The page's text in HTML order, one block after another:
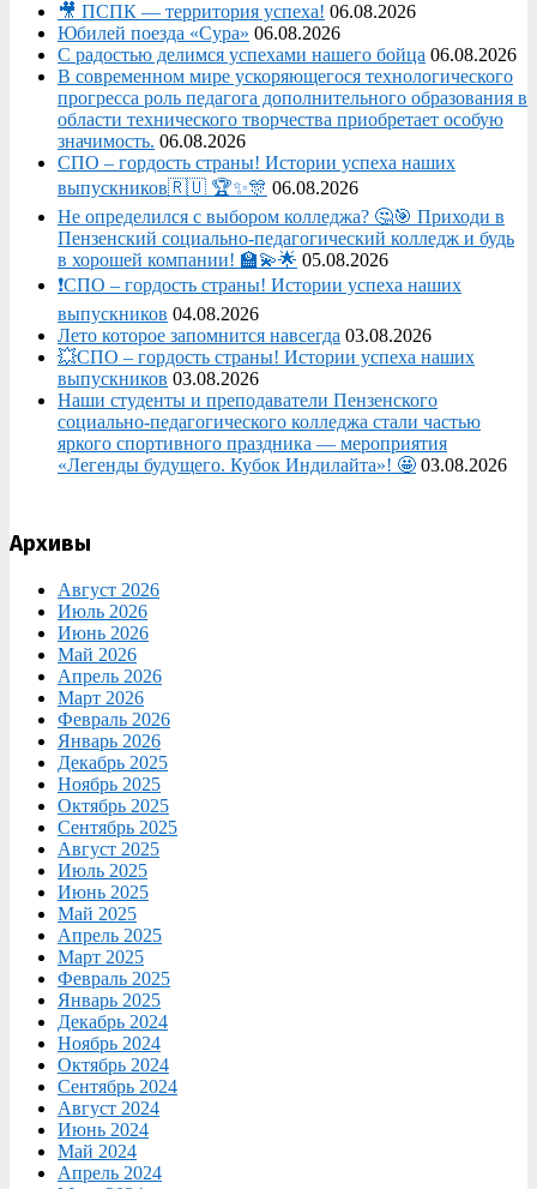
🎥 ПСПК — территория успеха! 06.08.2026
Юбилей поезда «Сура» 06.08.2026
С радостью делимся успехами нашего бойца 06.08.2026
В современном мире ускоряющегося технологического
прогресса роль педагога дополнительного образования в
области технического творчества приобретает особую
значимость. 06.08.2026
СПО – гордость страны! Истории успеха наших
выпускников🇷🇺 🏆✨🎊 06.08.2026
Не определился с выбором колледжа? 🤔🎯 Приходи в
Пензенский социально-педагогический колледж и будь
в хорошей компании! 🏫💫🌟 05.08.2026
❗СПО – гордость страны! Истории успеха наших
выпускников 04.08.2026
Лето которое запомнится навсегда 03.08.2026
💥СПО – гордость страны! Истории успеха наших
выпускников 03.08.2026
Наши студенты и преподаватели Пензенского
социально‑педагогического колледжа стали частью
яркого спортивного праздника — мероприятия
«Легенды будущего. Кубок Индилайта»! 🤩 03.08.2026
Архивы
Август 2026
Июль 2026
Июнь 2026
Май 2026
Апрель 2026
Март 2026
Февраль 2026
Январь 2026
Декабрь 2025
Ноябрь 2025
Октябрь 2025
Сентябрь 2025
Август 2025
Июль 2025
Июнь 2025
Май 2025
Апрель 2025
Март 2025
Февраль 2025
Январь 2025
Декабрь 2024
Ноябрь 2024
Октябрь 2024
Сентябрь 2024
Август 2024
Июнь 2024
Май 2024
Апрель 2024